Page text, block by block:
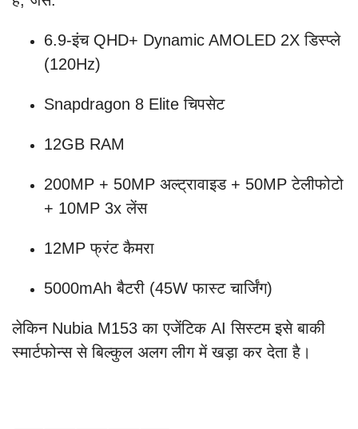
6.9-इंच QHD+ Dynamic AMOLED 2X डिस्प्ले
(120Hz)
Snapdragon 8 Elite चिपसेट
12GB RAM
200MP + 50MP अल्ट्रावाइड + 50MP टेलीफोटो
+ 10MP 3x लेंस
12MP फ्रंट कैमरा
5000mAh बैटरी (45W फास्ट चार्जिंग)
लेकिन Nubia M153 का एजेंटिक AI सिस्टम इसे बाकी
स्मार्टफोन्स से बिल्कुल अलग लीग में खड़ा कर देता है।